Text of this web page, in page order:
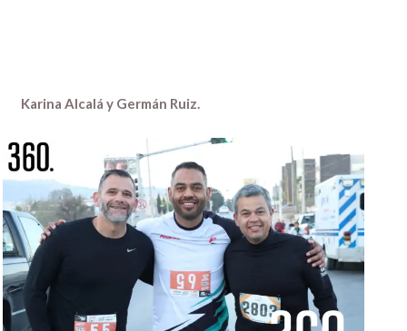
Karina Alcalá y Germán Ruiz.